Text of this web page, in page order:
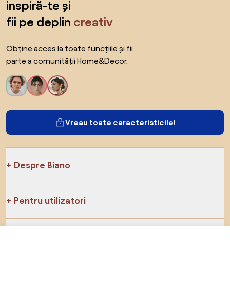
inspiră-te și
fii pe deplin creativ
Obține acces la toate funcțiile și fii
parte a comunității Home&Decor.
Vreau toate caracteristicile!
Despre Biano
Pentru utilizatori